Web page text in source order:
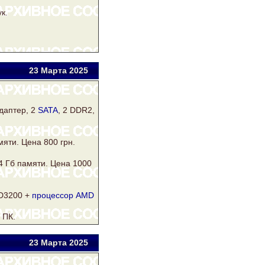
23 Марта2025
2 SATA , 2 DDR2
Цена 800 грн.
Гб памяти. Цена 1000
+ процессор AMD
ПК.
23 Марта2025